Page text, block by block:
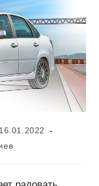
16.01.2022